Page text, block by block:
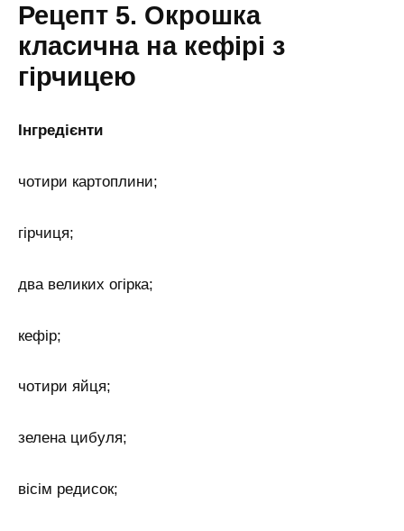
Рецепт 5. Окрошка
класична на кефірі з
гірчицею
Інгредієнти
чотири картоплини;
гірчиця;
два великих огірка;
кефір;
чотири яйця;
зелена цибуля;
вісім редисок;